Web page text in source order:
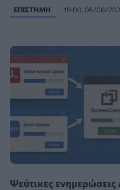
ΕΠΙΣΤΉΜΗ 19:00, 06/08/
Ψεύτικες ενημερώσεις